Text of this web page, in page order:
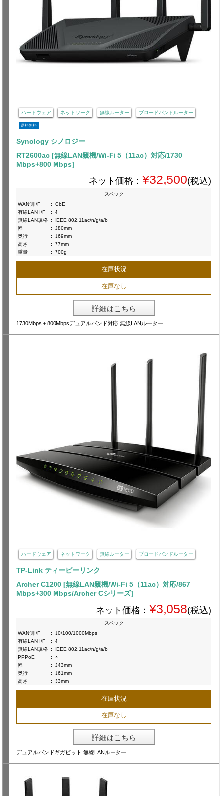
ハードウェア ネットワーク 無線ルーター ブロードバンドルーター
送料無料
Synology シノロジー
RT2600ac [無線LAN親機/Wi-Fi 5（11ac）対応/1730
Mbps+800 Mbps]
ネット価格： ¥32,500(税込)
スペック
WAN側I/F
:
GbE
有線LAN I/F
:
4
無線LAN規格 :
IEEE 802.11ac/n/g/a/b
幅
:
280mm
奥行
:
169mm
高さ
:
77mm
重量
: 700g
在庫状況
在庫なし
詳細はこちら
1730Mbps＋800Mbpsデュアルバンド対応 無線LANルーター
ハードウェア ネットワーク 無線ルーター ブロードバンドルーター
TP-Link ティーピーリンク
Archer C1200 [無線LAN親機/Wi-Fi 5（11ac）対応/867
Mbps+300 Mbps/Archer Cシリーズ]
ネット価格： ¥3,058(税込)
スペック
WAN側I/F
:
10/100/1000Mbps
有線LAN I/F
:
4
無線LAN規格 :
IEEE 802.11ac/n/g/a/b
PPPoE
:
○
幅
:
243mm
奥行
:
161mm
高さ
: 33mm
在庫状況
在庫なし
詳細はこちら
デュアルバンドギガビット 無線LANルーター